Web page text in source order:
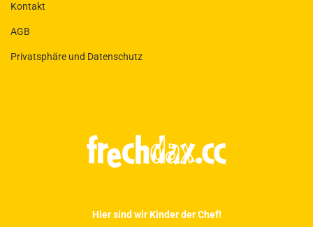
Kontakt
AGB
Privatsphäre und Datenschutz
Hier sind wir Kinder der Chef!